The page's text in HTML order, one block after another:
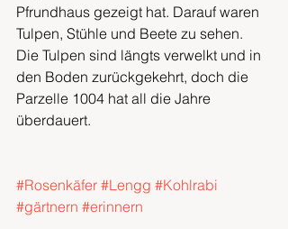
Pfrundhaus gezeigt hat. Darauf waren
Tulpen, Stühle und Beete zu sehen.
Die Tulpen sind längts verwelkt und in
den Boden zurückgekehrt, doch die
Parzelle 1004 hat all die Jahre
überdauert.
#Rosenkäfer #Lengg #Kohlrabi
#gärtnern #erinnern